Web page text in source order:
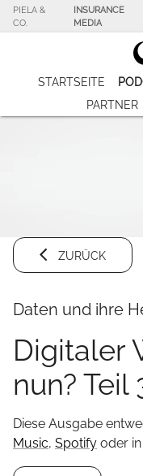
PIELA &
CO.
INSURANCE
MEDIA
STARTSEITE
PARTNER
ZURÜCK
Daten und ihre
Digitaler
nun? Teil
Diese Ausgabe
Music, Spotify oder